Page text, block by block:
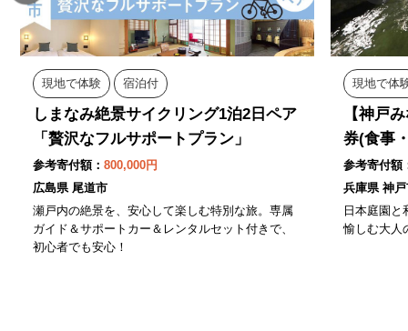
現地で体験 宿泊付
しまなみ絶景サイクリング1泊2日ペア
「贅沢なフルサポートプラン」
参考寄付額： 800,000円
広島県 尾道市
瀬戸内の絶景を、安心して楽しむ特別な旅。専属
ガイド＆サポートカー＆レンタルセット付きで、
初心者でも安心！
現地で体
【神戸
券(食事
参考寄付額
兵庫県 神
日本庭園と
愉しむ大人